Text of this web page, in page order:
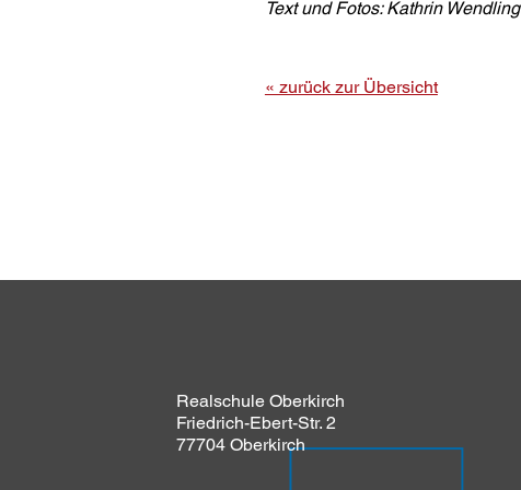
Text und Fotos: Kathrin Wendling
« zurück zur Übersicht
Realschule Oberkirch
Friedrich-Ebert-Str. 2
77704 Oberkirch